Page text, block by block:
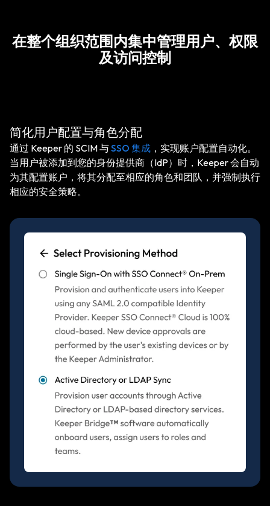
在整个组织范围内集中管理用户、权限
及访问控制
简化用户配置与角色分配
通过 Keeper 的 SCIM 与SSO 集成 ，实现账户配置自动化。
当用户被添加到您的身份提供商（IdP）时，Keeper 会自动
为其配置账户，将其分配至相应的角色和团队，并强制执行
相应的安全策略。